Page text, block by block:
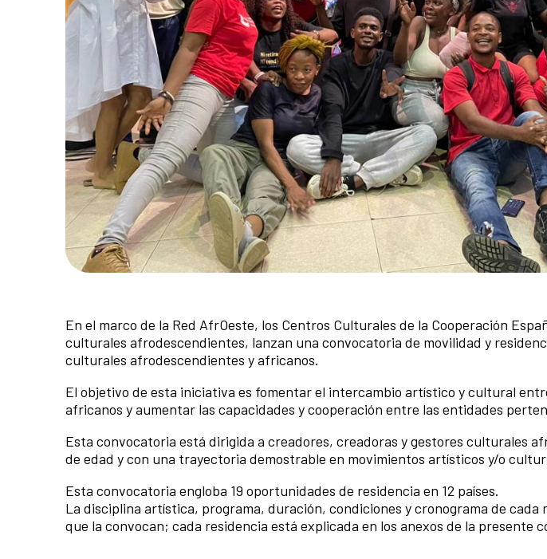
En el marco de la Red AfrOeste, los Centros Culturales de la Cooperación
culturales afrodescendientes, lanzan una convocatoria de movilidad y
culturales afrodescendientes y africanos.
El objetivo de esta iniciativa es fomentar el intercambio artístico y cultural
africanos y aumentar las capacidades y cooperación entre las entidades
Esta convocatoria está dirigida a creadores, creadoras y gestores culturales
de edad y con una trayectoria demostrable en movimientos artísticos y/o
Esta convocatoria engloba 19 oportunidades de residencia en 12 países.
La disciplina artística, programa, duración, condiciones y cronograma de
que la convocan; cada residencia está explicada en los anexos de la presente